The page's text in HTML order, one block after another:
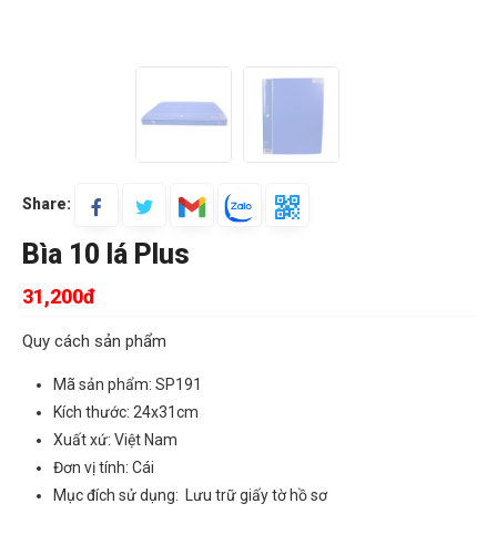
Share:
Bìa 10 lá Plus
31,200đ
Quy cách sản phẩm
Mã sản phẩm: SP191
Kích thước: 24x31cm
Xuất xứ: Việt Nam
Đơn vị tính: Cái
Mục đích sử dụng: Lưu trữ giấy tờ hồ sơ